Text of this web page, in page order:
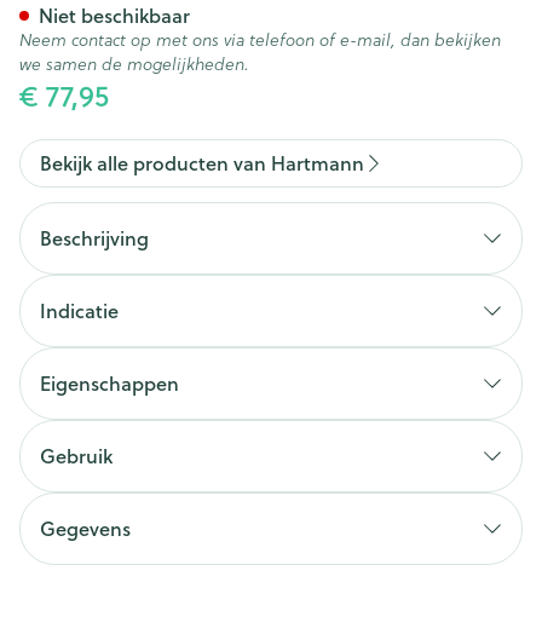
€ 77,95
Niet beschikbaar
Neem contact op met ons via telefoon of e-mail, dan bekijken
we samen de mogelijkheden.
Bekijk alle producten van Hartmann
Beschrijving
Indicatie
Eigenschappen
Gebruik
Gegevens